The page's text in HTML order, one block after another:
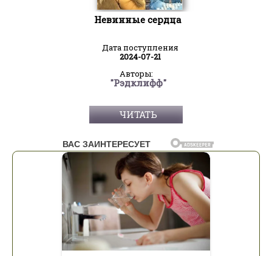
Невинные сердца
Дата поступления
2024-07-21
Авторы:
"Рэдклифф"
ЧИТАТЬ